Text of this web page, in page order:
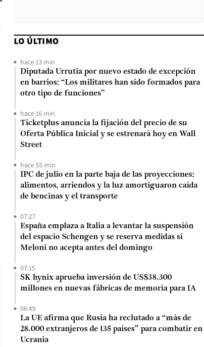
LO ÚLTIMO
hace 13 min
Diputada Urrutia por nuevo estado de excepción
en barrios: “Los militares han sido formados para
otro tipo de funciones”
hace 16 min
Ticketplus anuncia la fijación del precio de su
Oferta Pública Inicial y se estrenará hoy en Wall
Street
hace 55 min
IPC de julio en la parte baja de las proyecciones:
alimentos, arriendos y la luz amortiguaron caída
de bencinas y el transporte
07:27
España emplaza a Italia a levantar la suspensión
del espacio Schengen y se reserva medidas si
Meloni no acepta antes del domingo
07:15
SK hynix aprueba inversión de US$38.300
millones en nuevas fábricas de memoria para IA
06:49
La UE afirma que Rusia ha reclutado a “más de
28.000 extranjeros de 135 países” para combatir en
Ucrania